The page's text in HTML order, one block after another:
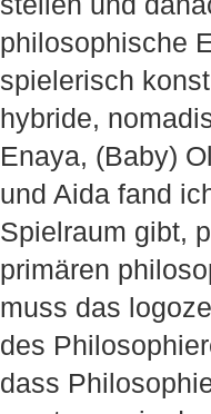
philosophische
spielerisch
hybride,
Enaya, (Baby)
und Aida fand
Spielraum gibt,
primären
muss das
des
dass